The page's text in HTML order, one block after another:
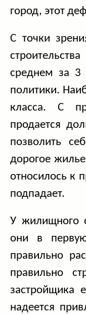
город, этот
С точки
среднем за 3
политики.
класса. С
продается
позволить
дорогое
относилось к
подпадает.
У жилищного
они в
правильно
правильно
застройщика
надеется